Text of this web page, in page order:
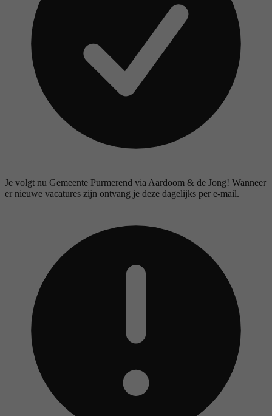
Je volgt nu Gemeente Purmerend via Aardoom & de Jong! Wanneer
er nieuwe vacatures zijn ontvang je deze dagelijks per e-mail.